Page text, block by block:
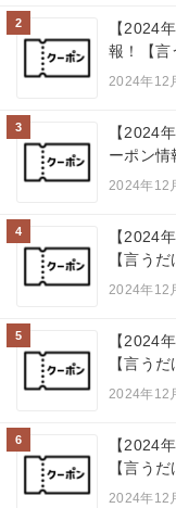
2
【2024
報！【言
2024年12
3
【2024
ーポン情
2024年12
4
【2024
【言う
2024年12
5
【2024
【言う
2024年12
6
【2024
【言う
2024年12